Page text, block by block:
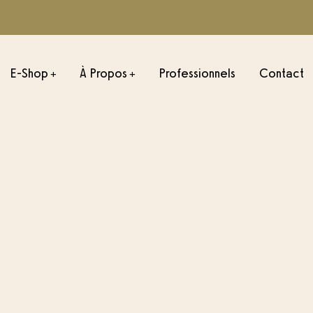
E-Shop + À Propos + Professionnels Contact